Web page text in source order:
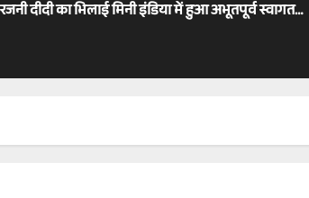
दीदी का भिलाई मिनी इंडिया में हुआ अभूतपूर्व स्वागत…